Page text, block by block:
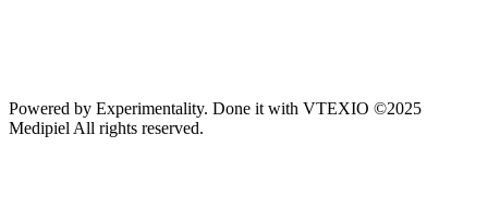
Powered by Experimentality. Done it with VTEXIO ©2025
Medipiel All rights reserved.